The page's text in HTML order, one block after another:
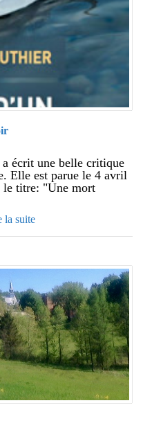
écrit une belle critique
Elle est parue le 4 avril
le titre: "Une mort
la suite